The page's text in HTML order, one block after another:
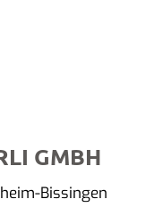
GMBH
Bissingen